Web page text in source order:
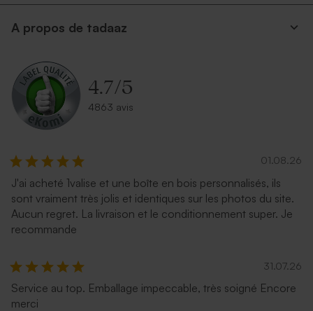
Enveloppe rose pâle
Enveloppe mariage rose
nude
Enveloppe mariage
émeraude
A propos de tadaaz
4.7/5
4863 avis
01.08.26
J'ai acheté 1valise et une boîte en bois personnalisés, ils
sont vraiment très jolis et identiques sur les photos du site.
Aucun regret. La livraison et le conditionnement super. Je
recommande
31.07.26
Service au top. Emballage impeccable, très soigné Encore
merci